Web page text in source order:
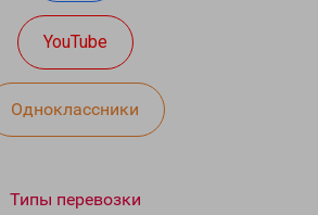
YouTube
Одноклассники
Типы перевозки